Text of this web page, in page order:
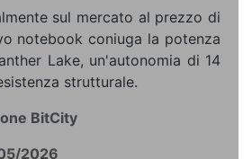
sul mercato al prezzo di
notebook coniuga la potenza
Lake, un'autonomia di 14
strutturale.
BitCity
2026